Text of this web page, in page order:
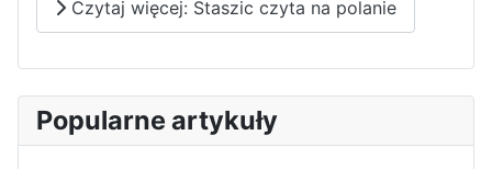
Czytaj więcej: Staszic czyta na polanie
Popularne artykuły